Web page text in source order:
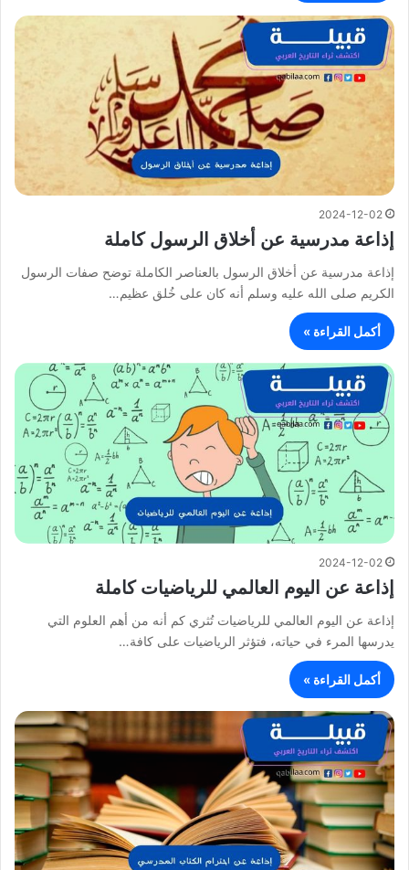
2024-12-02
إذاعة مدرسية عن أخلاق الرسول كاملة
إذاعة مدرسية عن أخلاق الرسول بالعناصر الكاملة توضح صفات الرسول
الكريم صلى الله عليه وسلم أنه كان على خُلق عظيم…
أكمل القراءة »
2024-12-02
إذاعة عن اليوم العالمي للرياضيات كاملة
إذاعة عن اليوم العالمي للرياضيات تُثري كم أنه من أهم العلوم التي
يدرسها المرء في حياته، فتؤثر الرياضيات على كافة…
أكمل القراءة »